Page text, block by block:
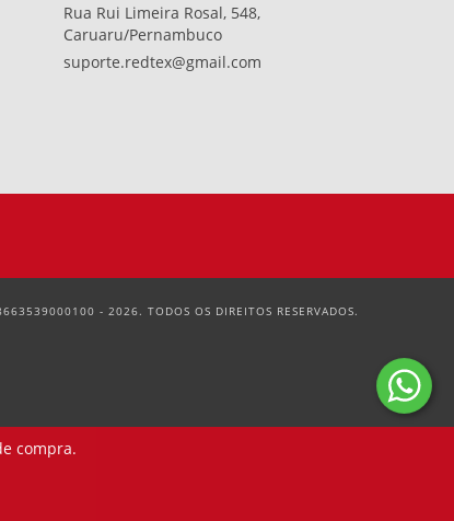
compra.
Rua Rui Limeira Rosal, 548,
Caruaru/Pernambuco
suporte.redtex@gmail.com
- 2026. TODOS OS DIREITOS RESERVADOS.